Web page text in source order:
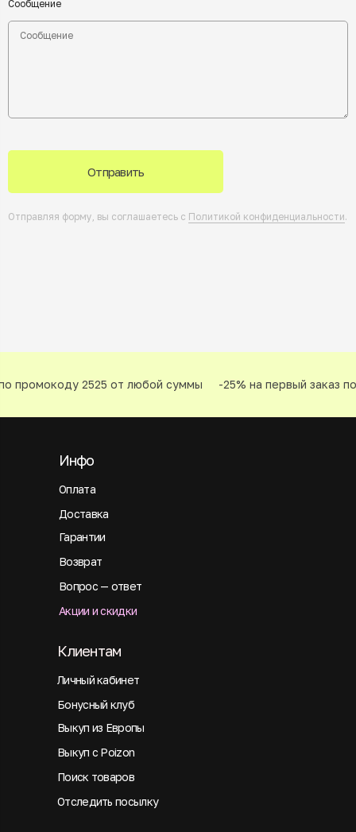
Сообщение
Отправить
Отправляя форму, вы соглашаетесь с Политикой конфиденциальности.
промокоду 2525 от любой суммы -25% на первый заказ
Оплата
Инфо
Доставка
Гарантии
Возврат
Вопрос — ответ
Акции и скидки
Личный кабинет
Клиентам
Бонусный клуб
Выкуп из Европы
Выкуп с Poizon
Поиск товаров
Отследить посылку